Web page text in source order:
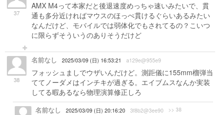
37
AMX M4って本家だと後退速度めっちゃ速いみたいで、貫
通も多分近ければマウスのほっぺ貫けるぐらいあるみたい
なんだけど、モバイルでは弱体化でもされてるの？こいつ
に限らずそういうのありそうだけど
38
名前なし 2025/03/09 (日) 16:53:21 a129e@955e9
フォッシュましでウザいんだけど。測距儀に155mm榴弾当
ててノーダメはインチキが過ぎる。エイブムスなんか実装
してる暇あるなら物理演算修正しろ
名前なし 2025/03/09 (日) 20:16:20 3f8b2@3ee90 >> 38